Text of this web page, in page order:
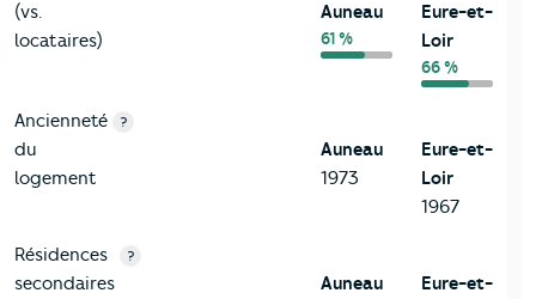
(vs.
locataires)
Auneau
61 %
Eure-et-
Loir
66 %
Ancienneté
du
logement
?
Auneau
1973
Eure-et-
Loir
1967
Résidences
secondaires
?
Auneau
Eure-et-